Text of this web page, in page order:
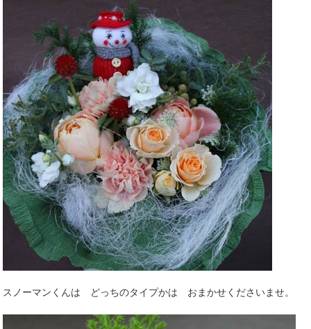
スノーマンくんは どっちのタイプかは おまかせくださいませ。